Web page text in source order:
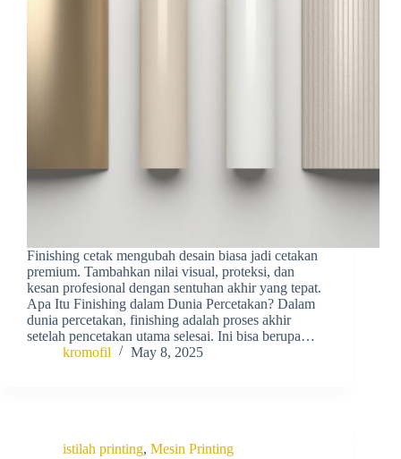
Finishing cetak mengubah desain biasa jadi cetakan
premium. Tambahkan nilai visual, proteksi, dan
kesan profesional dengan sentuhan akhir yang tepat.
Apa Itu Finishing dalam Dunia Percetakan? Dalam
dunia percetakan, finishing adalah proses akhir
setelah pencetakan utama selesai. Ini bisa berupa…
kromofil
May 8, 2025
istilah printing, Mesin Printing